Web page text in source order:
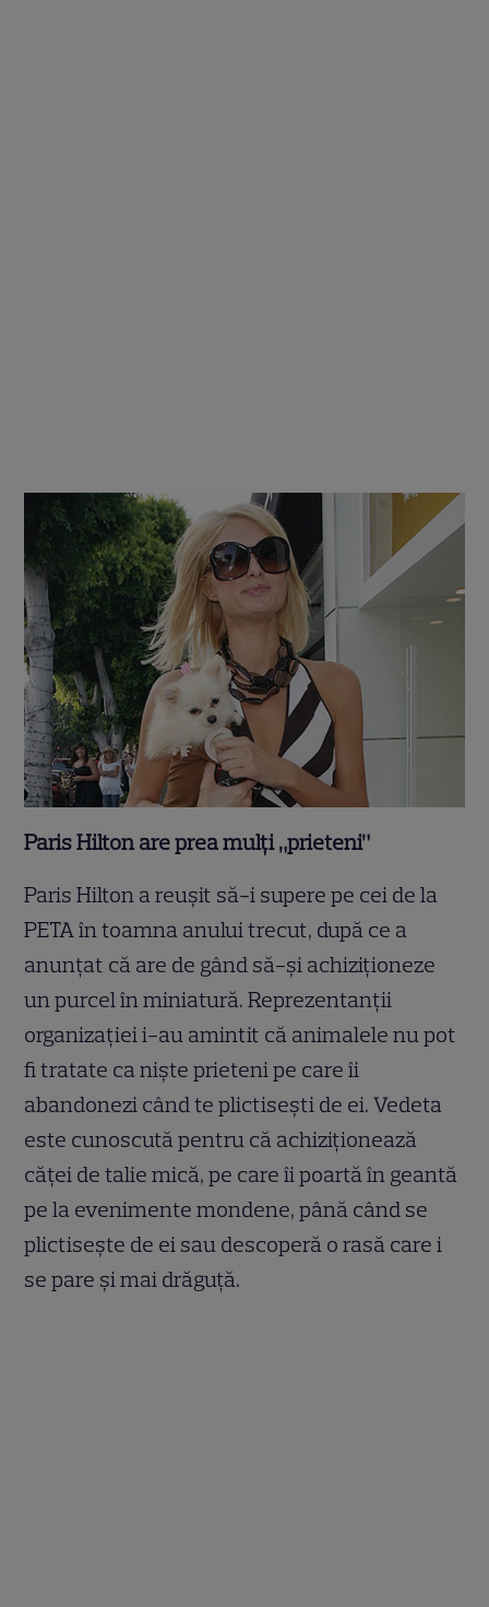
ParisHilton are prea mulţi „prieteni”
Paris Hilton a reuşit să-i supere pe cei de la
PETA în toamna anului trecut, după ce a
anunţat că are de gând să-şi achiziţioneze
un purcel în miniatură. Reprezentanţii
organizaţiei i-au amintit că animalele nu pot
fi tratate ca nişte prieteni pe care îi
abandonezi când te plictiseşti de ei. Vedeta
este cunoscută pentru că achiziţionează
căţei de talie mică, pe care îi poartă în geantă
pe la evenimente mondene, până când se
plictiseşte de ei sau descoperă o rasă care i
se pare şi mai drăguţă.